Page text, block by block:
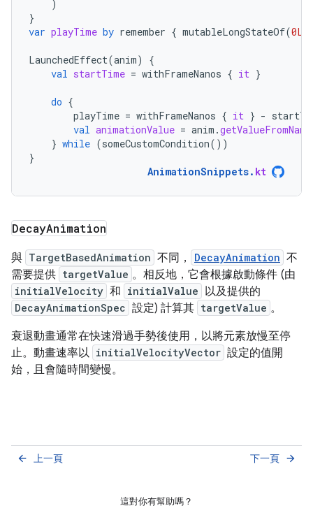
)
}
var playTime by remember { mutableLongStateOf(0L
LaunchedEffect(anim)
{
val startTime = withFrameNanos { it }
do {
playTime = withFrameNanos { it } -
val animationValue = anim .
} while (someCustomCondition())
}
AnimationSnippets. kt
DecayAnimation
與 TargetBasedAnimation 不同， DecayAnimation 不
需要提供 targetValue 。相反地，它會根據啟動條件 (由
initialVelocity 和 initialValue 以及提供的
DecayAnimationSpec 設定) 計算其 targetValue 。
衰退動畫通常在快速滑過手勢後使用，以將元素放慢至停
止。動畫速率以 initialVelocityVector 設定的值開
始，且會隨時間變慢。
上一頁
arrow_back 下一頁 arrow_forward
這對你有幫助嗎？